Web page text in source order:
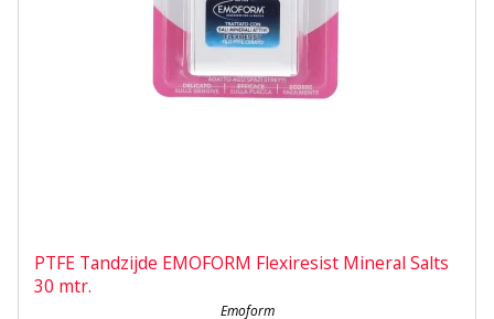
PTFE Tandzijde EMOFORM Flexiresist Mineral Salts
30 mtr.
Emoform